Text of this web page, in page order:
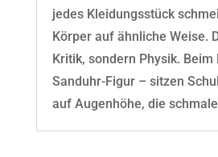
jedes Kleidungsstück
Körper auf ähnliche Weise.
Kritik, sondern Physik. Beim
Sanduhr-Figur – sitzen
auf Augenhöhe, die